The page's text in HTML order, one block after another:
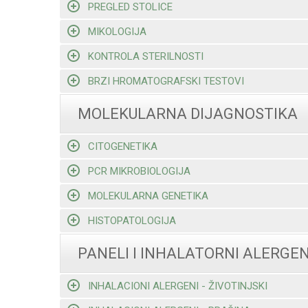
PREGLED STOLICE
MIKOLOGIJA
KONTROLA STERILNOSTI
BRZI HROMATOGRAFSKI TESTOVI
MOLEKULARNA DIJAGNOSTIKA
CITOGENETIKA
PCR MIKROBIOLOGIJA
MOLEKULARNA GENETIKA
HISTOPATOLOGIJA
PANELI I INHALATORNI
INHALACIONI ALERGENI - ŽIVOTINJSKI